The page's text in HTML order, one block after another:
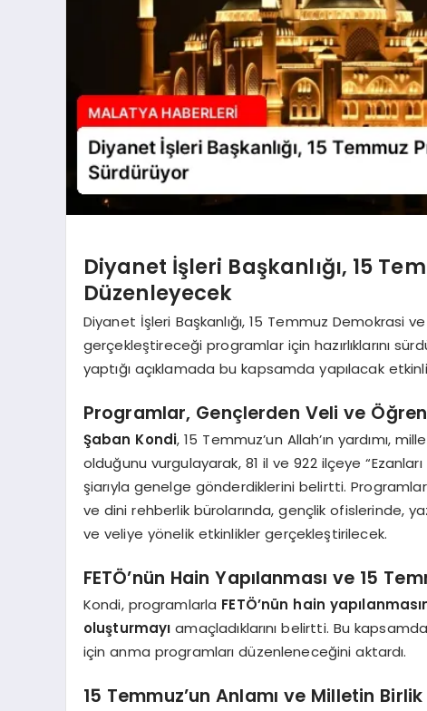
Diyanet İşleri Başkanlığı, 15
Düzenleyecek
Diyanet İşleri Başkanlığı, 15 Temmuz Demokrasi
gerçekleştireceği programlar için hazırlıklarını
yaptığı açıklamada bu kapsamda yapılacak
Programlar, Gençlerden Veli ve
Şaban Kondi, 15 Temmuz’un Allah’ın yardımı,
olduğunu vurgulayarak, 81 il ve 922 ilçeye
şiarıyla genelge gönderdiklerini belirtti.
ve dini rehberlik bürolarında, gençlik ofislerinde,
ve veliye yönelik etkinlikler gerçekleştirilecek.
FETÖ’nün Hain Yapılanması ve 15
Kondi, programlarla FETÖ’nün hain
oluşturmayı amaçladıklarını belirtti. Bu
için anma programları düzenleneceğini aktardı.
15 Temmuz’un Anlamı ve Milletin